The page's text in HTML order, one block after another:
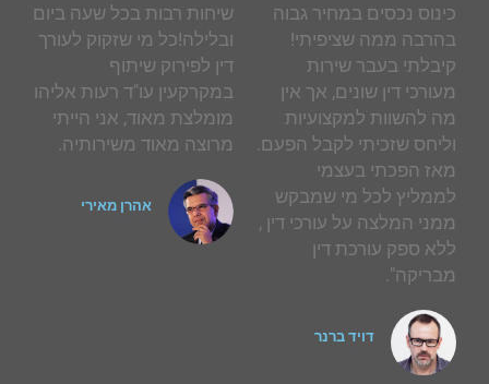
כינוס נכסים במחיר גבוה
בהרבה ממה שציפיתי!
קיבלתי בעבר שירות
מעורכי דין שונים, אך אין
מה להשוות למקצועיות
וליחס שזכיתי לקבל הפעם.
מאז הפכתי בעצמי
לממליץ לכל מי שמבקש
ממני המלצה על עורכי דין ,
ללא ספק עורכת דין
מבריקה".
דויד ברנר
שיחות רבות בכל שעה ביום
ובלילה!כל מי שזקוק לעורך
דין לפירוק שיתוף
במקרקעין עו"ד רעות אליהו
מומלצת מאוד, אני הייתי
מרוצה מאוד משירותיה.
אהרן מאירי